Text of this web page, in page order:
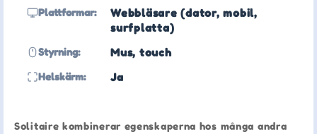
Plattformar:
Webbläsare (dator, mobil,
surfplatta)
Styrning: Mus, touch
Helskärm: Ja
Solitaire kombinerar egenskaperna hos många andra